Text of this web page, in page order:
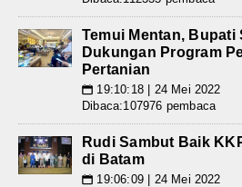
Temui Mentan, Bupati
Dukungan Program
Pertanian
📅 19:10:18 | 24 Mei 2022
Dibaca:107976 pembaca
Rudi Sambut Baik
di Batam
📅 19:06:09 | 24 Mei 2022